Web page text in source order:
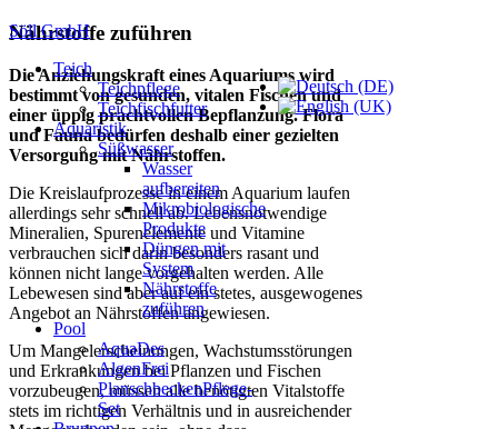
Söll GmbH
Teich
Teichpflege
Teichfischfutter
Aquaristik
Süßwasser
Wasser
aufbereiten
Mikrobiologische
Produkte
Düngen mit
System
Nährstoffe
zuführen
Pool
AquaDes
AlgenFrei
PlanschbeckenPflege-
Set
Nährstoffe zuführen
Die Anziehungskraft eines Aquariums wird
bestimmt von gesunden, vitalen Fischen und
einer üppig prachtvollen Bepflanzung. Flora
und Fauna bedürfen deshalb einer gezielten
Versorgung mit Nährstoffen.
Die Kreislaufprozesse in einem Aquarium laufen
allerdings sehr schnell ab. Lebensnotwendige
Mineralien, Spurenelemente und Vitamine
verbrauchen sich darin besonders rasant und
können nicht lange vorgehalten werden. Alle
Lebewesen sind aber auf ein stetes, ausgewogenes
Angebot an Nährstoffen angewiesen.
Um Mangelerscheinungen, Wachstumsstörungen
und Erkrankungen bei Pflanzen und Fischen
vorzubeugen, müssen alle benötigten Vitalstoffe
stets im richtigen Verhältnis und in ausreichender